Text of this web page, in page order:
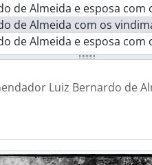
de Almeida e esposa
de Almeida com os
de Almeida e esposa
de Almeida e esposa com
Luiz Bernardo de